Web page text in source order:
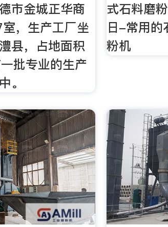
市金城正华商
，生产工厂坐
县，占地面积
批专业的生产
。
式石料磨
日-常用的
粉机